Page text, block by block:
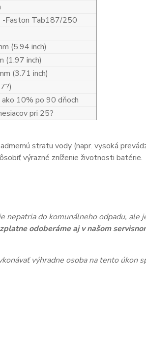
-Faston Tab187/250
(5.94 inch)
(1.97 inch)
(3.71 inch)
ako 10% po 90 dňoch
pri 25?
stratu vody (napr. vysoká
výrazné zníženie životnosti batérie.
nepatria do komunálneho odpadu, ale
odoberáme aj v našom
výhradne osoba na tento úkon